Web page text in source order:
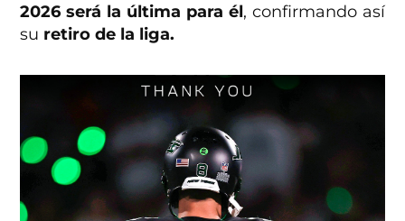
2026 será la última para él, confirmando así
su retiro de la liga.